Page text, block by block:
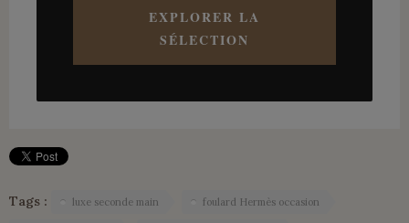
EXPLORER LA
SÉLECTION
Tags : luxe seconde main foulard Hermès occasion